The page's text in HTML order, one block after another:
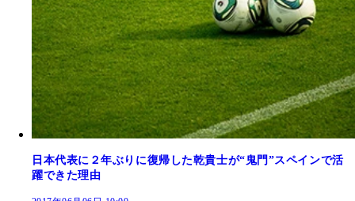
日本代表に２年ぶりに復帰した乾貴士が“鬼門”スペインで活
躍できた理由